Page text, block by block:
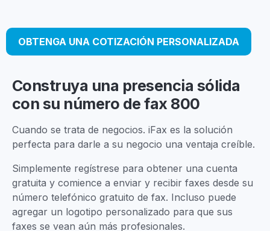
OBTENGA UNA COTIZACIÓN PERSONALIZADA
Construya una presencia sólida
con su número de fax 800
Cuando se trata de negocios. iFax es la solución
perfecta para darle a su negocio una ventaja creíble.
Simplemente regístrese para obtener una cuenta
gratuita y comience a enviar y recibir faxes desde su
número telefónico gratuito de fax. Incluso puede
agregar un logotipo personalizado para que sus
faxes se vean aún más profesionales.